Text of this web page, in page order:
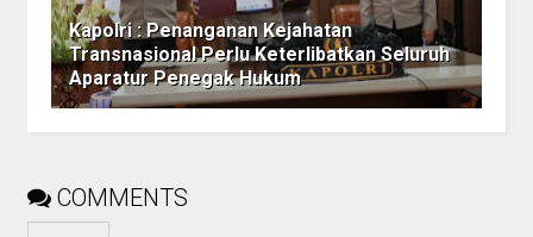
Kapolri : Penanganan Kejahatan
Transnasional Perlu Keterlibatkan Seluruh
Aparatur Penegak Hukum
COMMENTS